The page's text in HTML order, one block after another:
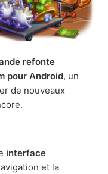
refonte
pour Android, un
de nouveaux
interface
et la